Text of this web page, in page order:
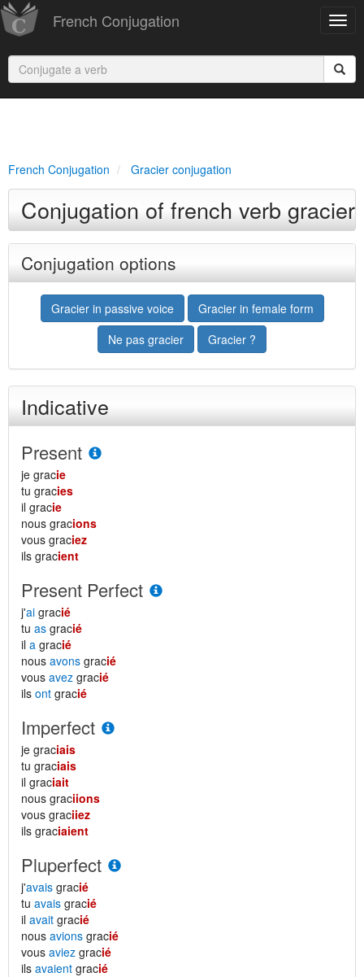
French Conjugation
French Conjugation Gracier conjugation
Conjugation of french verb gracier
Conjugation options
Gracier in passive voice
Gracier in female form
Ne pas gracier
Gracier ?
Indicative
Present
je gracie
tu gracies
il gracie
nous gracions
vous graciez
ils gracient
Present Perfect
j'ai gracié
tu as gracié
il a gracié
nous avons gracié
vous avez gracié
ils ont gracié
Imperfect
je graciais
tu graciais
il graciait
nous graciions
vous graciiez
ils graciaient
Pluperfect
j'avais gracié
tu avais gracié
il avait gracié
nous avions gracié
vous aviez gracié
ils avaient gracié